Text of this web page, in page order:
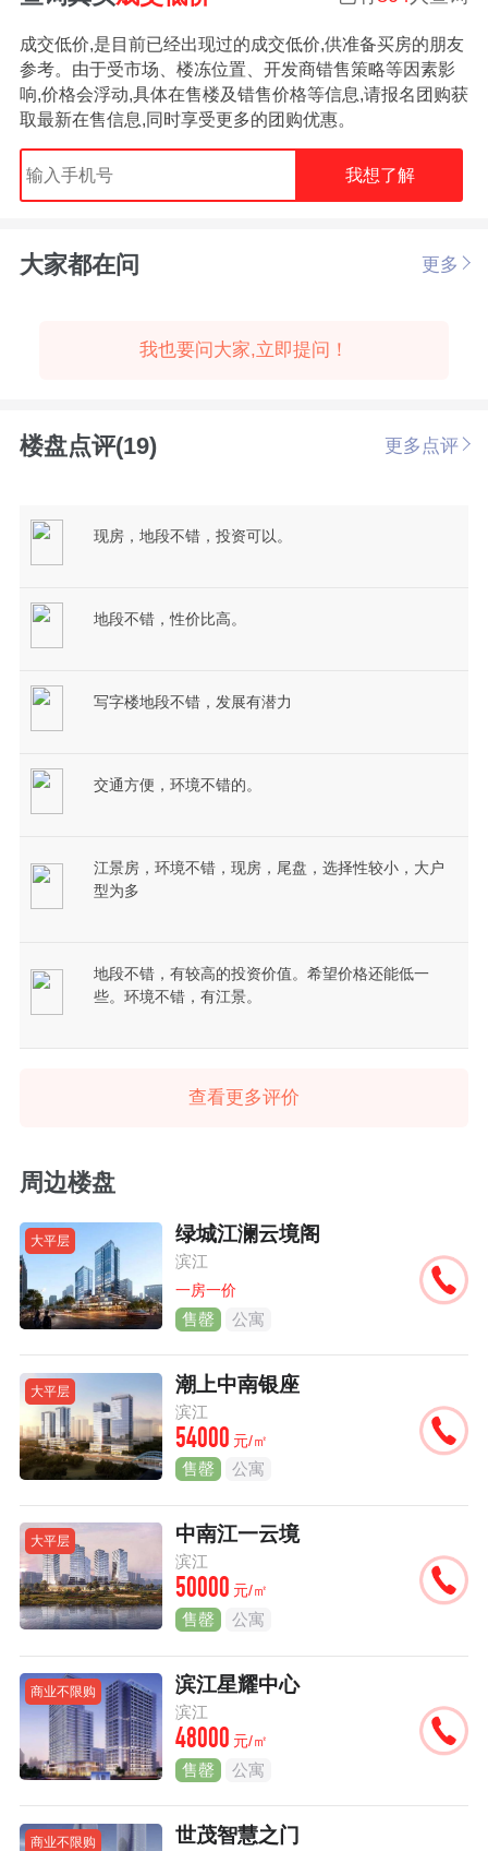
成交低价,是目前已经出现过的成交低价,供准备买房的朋友
参考。由于受市场、楼冻位置、开发商错售策略等因素影
响,价格会浮动,具体在售楼及错售价格等信息,请报名团购获
取最新在售信息,同时享受更多的团购优惠。
我想了解
大家都在问 更多
我也要问大家,立即提问！
楼盘点评(19) 更多点评
现房，地段不错，投资可以。
地段不错，性价比高。
写字楼地段不错，发展有潜力
交通方便，环境不错的。
江景房，环境不错，现房，尾盘，选择性较小，大户
型为多
地段不错，有较高的投资价值。希望价格还能低一
些。环境不错，有江景。
查看更多评价
周边楼盘
大平层 绿城江澜云境阁
滨江
一房一价
售罄 公寓
大平层 潮上中南银座
滨江
54000 元/㎡
售罄 公寓
大平层 中南江一云境
滨江
50000 元/㎡
售罄 公寓
商业不限购 滨江星耀中心
滨江
48000 元/㎡
售罄 公寓
商业不限购 世茂智慧之门